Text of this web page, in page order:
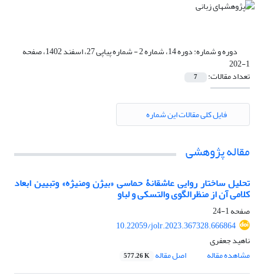
دوره و شماره: دوره 14، شماره 2 - شماره پیاپی 27، اسفند 1402، صفحه
1-202
تعداد مقالات: 7
فایل کلی مقالات این شماره
مقاله پژوهشی
تحلیل ساختار روایی عاشقانۀ حماسی «بیژن ومنیژه» وتبیین ابعاد
کلامی آن از منظرالگوی والتسکی و لباو
صفحه1-24
10.22059/jolr.2023.367328.666864
ناهید جعفری
مشاهده مقاله
اصل مقاله 577.26 K